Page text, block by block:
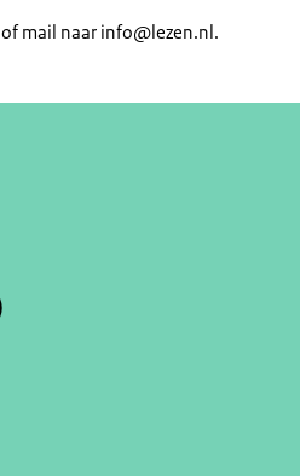
of mail naar info@lezen.nl.